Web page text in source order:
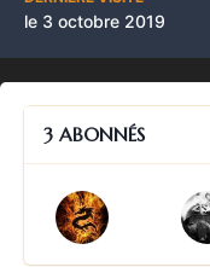
le 3 octobre 2019
3 ABONNÉS